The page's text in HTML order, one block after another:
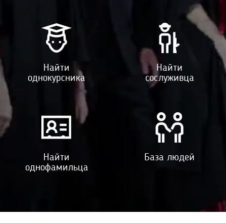
Найти
однокурсника
Найти
сослуживца
Найти
однофамильца
База людей